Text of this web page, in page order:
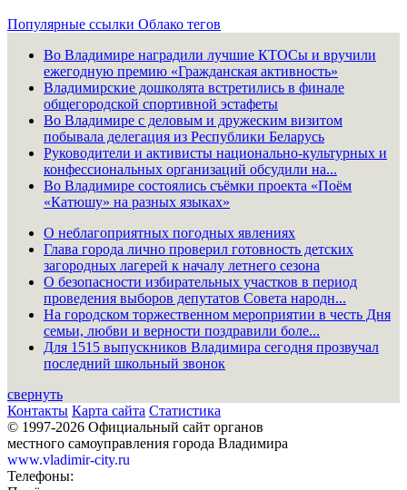
Популярные ссылки Облако тегов
Во Владимире наградили лучшие КТОСы и вручили
ежегодную премию «Гражданская активность»
Владимирские дошколята встретились в финале
общегородской спортивной эстафеты
Во Владимире с деловым и дружеским визитом
побывала делегация из Республики Беларусь
Руководители и активисты национально-культурных и
конфессиональных организаций обсудили на...
Во Владимире состоялись съёмки проекта «Поём
«Катюшу» на разных языках»
О неблагоприятных погодных явлениях
Глава города лично проверил готовность детских
загородных лагерей к началу летнего сезона
О безопасности избирательных участков в период
проведения выборов депутатов Совета народн...
На городском торжественном мероприятии в честь Дня
семьи, любви и верности поздравили боле...
Для 1515 выпускников Владимира сегодня прозвучал
последний школьный звонок
свернуть
Контакты Карта сайта Статистика
© 1997-2026 Официальный сайт органов
местного самоуправления города Владимира
www.vladimir-city.ru
Телефоны: